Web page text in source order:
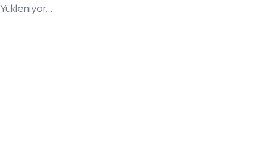
Yükleniyor...